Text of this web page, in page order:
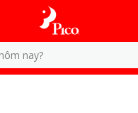
nay?